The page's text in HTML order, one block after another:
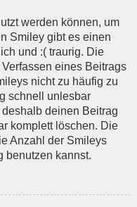
werden können, um
Smiley gibt es einen
und :( traurig. Die
eines Beitrags
nicht zu häufig zu
schnell unlesbar
deinen Beitrag
komplett löschen. Die
Anzahl der Smileys
benutzen kannst.